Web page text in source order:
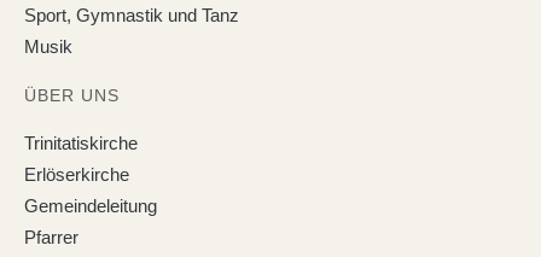
Sport, Gymnastik und Tanz
Musik
ÜBER UNS
Trinitatiskirche
Erlöserkirche
Gemeindeleitung
Pfarrer